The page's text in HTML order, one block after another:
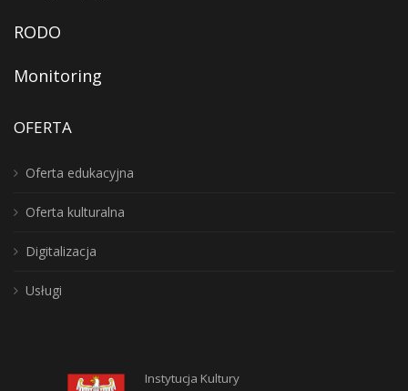
RODO
Monitoring
OFERTA
Oferta edukacyjna
Oferta kulturalna
Digitalizacja
Usługi
Instytucja Kultury